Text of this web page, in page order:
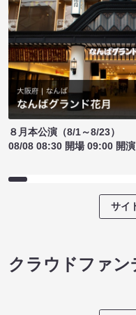
８月本公演（8/1～8/23）
08/08 08:30 開場 09:00 開演
サイ
クラウドファン